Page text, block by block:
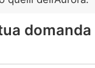
domanda